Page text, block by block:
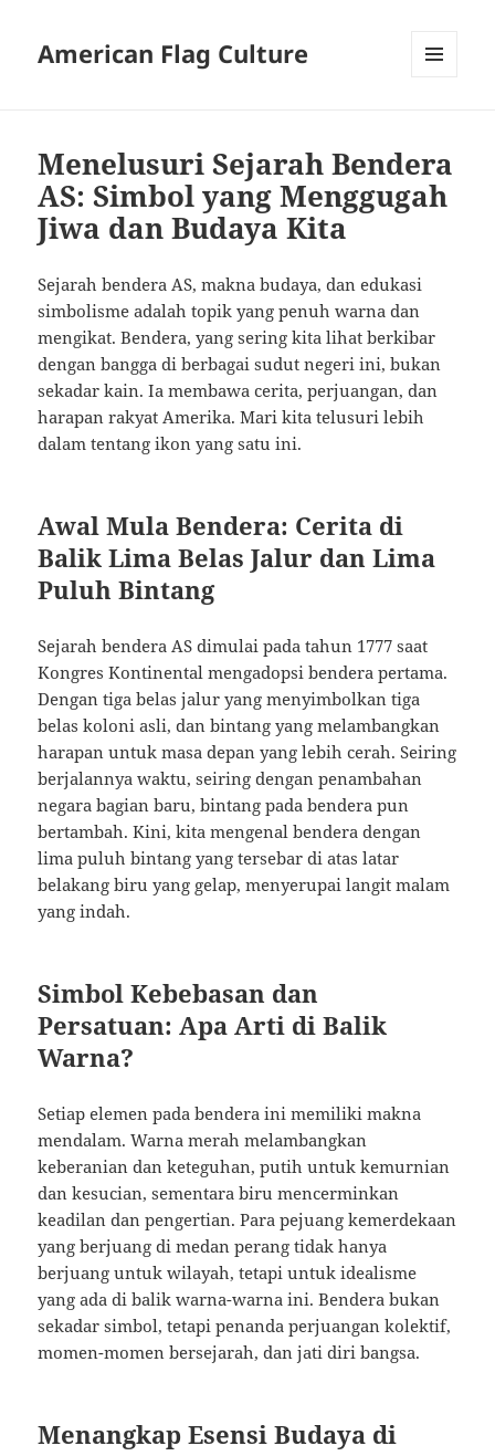
American Flag Culture
Menelusuri Sejarah Bendera
AS: Simbol yang Menggugah
Jiwa dan Budaya Kita
Sejarah bendera AS, makna budaya, dan edukasi
simbolisme adalah topik yang penuh warna dan
mengikat. Bendera, yang sering kita lihat berkibar
dengan bangga di berbagai sudut negeri ini, bukan
sekadar kain. Ia membawa cerita, perjuangan, dan
harapan rakyat Amerika. Mari kita telusuri lebih
dalam tentang ikon yang satu ini.
Awal Mula Bendera: Cerita di
Balik Lima Belas Jalur dan Lima
Puluh Bintang
Sejarah bendera AS dimulai pada tahun 1777 saat
Kongres Kontinental mengadopsi bendera pertama.
Dengan tiga belas jalur yang menyimbolkan tiga
belas koloni asli, dan bintang yang melambangkan
harapan untuk masa depan yang lebih cerah. Seiring
berjalannya waktu, seiring dengan penambahan
negara bagian baru, bintang pada bendera pun
bertambah. Kini, kita mengenal bendera dengan
lima puluh bintang yang tersebar di atas latar
belakang biru yang gelap, menyerupai langit malam
yang indah.
Simbol Kebebasan dan
Persatuan: Apa Arti di Balik
Warna?
Setiap elemen pada bendera ini memiliki makna
mendalam. Warna merah melambangkan
keberanian dan keteguhan, putih untuk kemurnian
dan kesucian, sementara biru mencerminkan
keadilan dan pengertian. Para pejuang kemerdekaan
yang berjuang di medan perang tidak hanya
berjuang untuk wilayah, tetapi untuk idealisme
yang ada di balik warna-warna ini. Bendera bukan
sekadar simbol, tetapi penanda perjuangan kolektif,
momen-momen bersejarah, dan jati diri bangsa.
Menangkap Esensi Budaya di